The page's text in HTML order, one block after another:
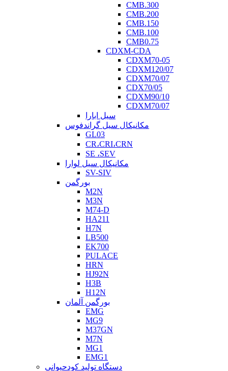
CMB.300
CMB.200
CMB.150
CMB.100
CMB0.75
CDXM-CDA
CDXM70-05
CDXM120/07
CDXM70/07
CDX70/05
CDXM90/10
CDXM70/07
سیل ابارا
مکانیکال سیل گراندفوس
GL03
CR،CRI،CRN
SE ،SEV
مکانیکال سیل لوارا
SV-SIV
بورگمن
M2N
M3N
M74-D
HA211
H7N
LB500
EK700
PULACE
HRN
HJ92N
H3B
H12N
بورگمن آلمان
EMG
MG9
M37GN
M7N
MG1
EMG1
دستگاه تولید کودحیوانی